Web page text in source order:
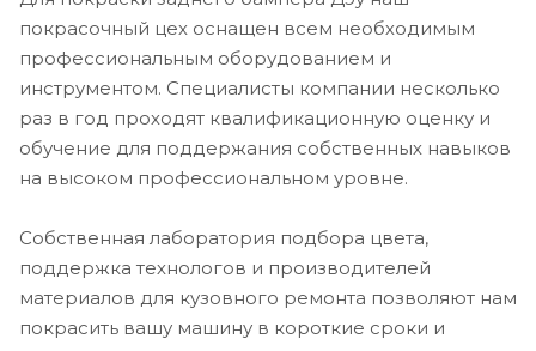
покрасочный цех оснащен всем необходимым
профессиональным оборудованием и
инструментом. Специалисты компании несколько
раз в год проходят квалификационную оценку и
обучение для поддержания собственных навыков
на высоком профессиональном уровне.
Собственная лаборатория подбора цвета,
поддержка технологов и производителей
материалов для кузовного ремонта позволяют нам
покрасить вашу машину в короткие сроки и